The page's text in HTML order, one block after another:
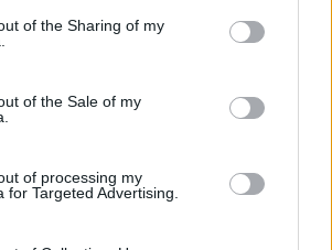
or usage behaviour. You may click to
to Google and its third-party tags to
specified purposes in below Google
of the Sharing of my
of the Sale of my
of processing my
for Targeted Advertising.
Debrecen? Fortunatamente, ottenere
necessaria è semplice, anche se ha
giorni.
di più, consulti il
il Regno Unito
per molti